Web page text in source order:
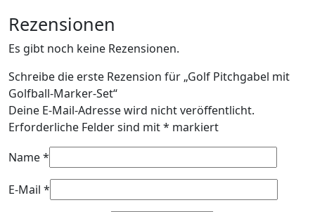
Rezensionen
Es gibt noch keine Rezensionen.
Schreibe die erste Rezension für „Golf Pitchgabel mit
Golfball-Marker-Set“
Deine E-Mail-Adresse wird nicht veröffentlicht.
Erforderliche Felder sind mit* markiert
Name*
E-Mail *